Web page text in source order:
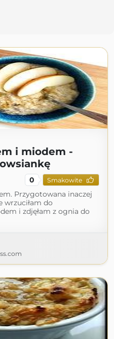
i miodem -
0 Smakowite
Przygotowana inaczej
wrzuciłam do
i zdjęłam z ognia do